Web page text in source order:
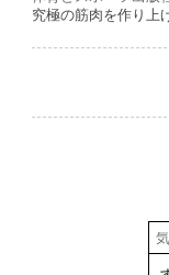
究極の筋肉を作り上